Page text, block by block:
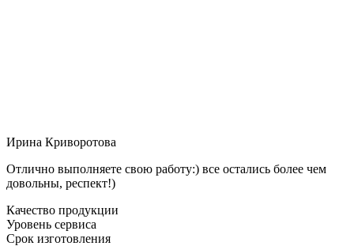
Ирина Криворотова
Отлично выполняете свою работу:) все остались более чем
довольны, респект!)
Качество продукции
Уровень сервиса
Срок изготовления